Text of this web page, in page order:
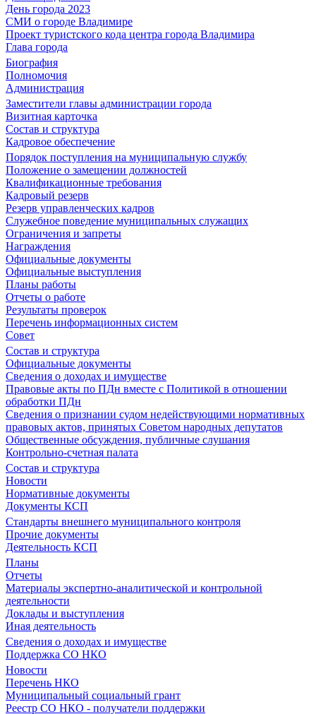
День города 2023
СМИ о городе Владимире
Проект туристского кода центра города Владимира
Глава города
Биография
Полномочия
Администрация
Заместители главы администрации города
Визитная карточка
Состав и структура
Кадровое обеспечение
Порядок поступления на муниципальную службу
Положение о замещении должностей
Квалификационные требования
Кадровый резерв
Резерв управленческих кадров
Служебное поведение муниципальных служащих
Ограничения и запреты
Награждения
Официальные документы
Официальные выступления
Планы работы
Отчеты о работе
Результаты проверок
Перечень информационных систем
Совет
Состав и структура
Официальные документы
Сведения о доходах и имуществе
Правовые акты по ПДн вместе с Политикой в отношении
обработки ПДн
Сведения о признании судом недействующими нормативных
правовых актов, принятых Советом народных депутатов
Общественные обсуждения, публичные слушания
Контрольно-счетная палата
Состав и структура
Новости
Нормативные документы
Документы КСП
Стандарты внешнего муниципального контроля
Прочие документы
Деятельность КСП
Планы
Отчеты
Материалы экспертно-аналитической и контрольной
деятельности
Доклады и выступления
Иная деятельность
Сведения о доходах и имуществе
Поддержка СО НКО
Новости
Перечень НКО
Муниципальный социальный грант
Реестр СО НКО - получатели поддержки